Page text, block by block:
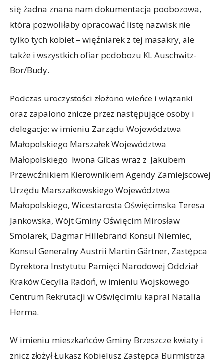
się żadna znana nam dokumentacja poobozowa,
która pozwoliłaby opracować listę nazwisk nie
tylko tych kobiet – więźniarek z tej masakry, ale
także i wszystkich ofiar podobozu KL Auschwitz-
Bor/Budy.
Podczas uroczystości złożono wieńce i wiązanki
oraz zapalono znicze przez następujące osoby i
delegacje: w imieniu Zarządu Województwa
Małopolskiego Marszałek Województwa
Małopolskiego Iwona Gibas wraz z Jakubem
Przewoźnikiem Kierownikiem Agendy Zamiejscowej
Urzędu Marszałkowskiego Województwa
Małopolskiego, Wicestarosta Oświęcimska Teresa
Jankowska, Wójt Gminy Oświęcim Mirosław
Smolarek, Dagmar Hillebrand Konsul Niemiec,
Konsul Generalny Austrii Martin Gärtner, Zastępca
Dyrektora Instytutu Pamięci Narodowej Oddział
Kraków Cecylia Radoń, w imieniu Wojskowego
Centrum Rekrutacji w Oświęcimiu kapral Natalia
Herma.
W imieniu mieszkańców Gminy Brzeszcze kwiaty i
znicz złożył Łukasz Kobielusz Zastępca Burmistrza